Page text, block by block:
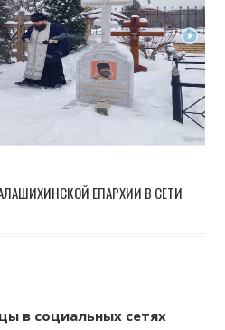
ЕПАРХИИ В СЕТИ
в социальных сетях